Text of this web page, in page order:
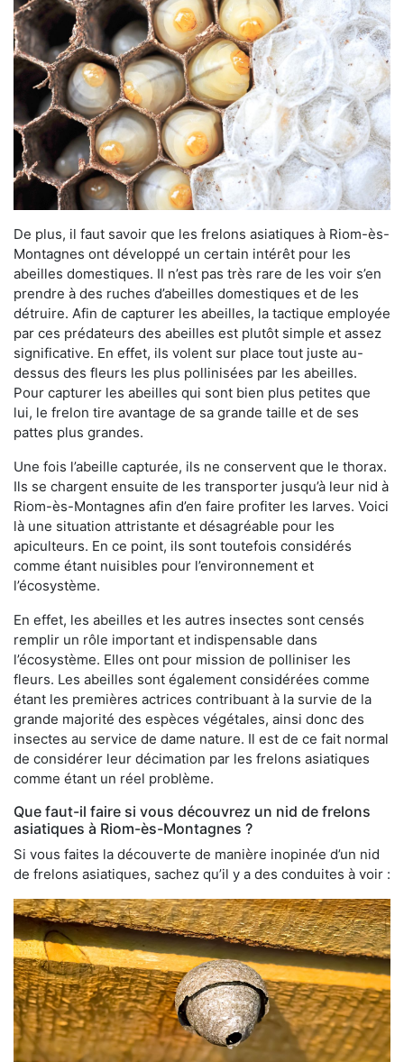
De plus, il faut savoir que les frelons asiatiques à Riom-ès-
Montagnes ont développé un certain intérêt pour les
abeilles domestiques. Il n’est pas très rare de les voir s’en
prendre à des ruches d’abeilles domestiques et de les
détruire. Afin de capturer les abeilles, la tactique employée
par ces prédateurs des abeilles est plutôt simple et assez
significative. En effet, ils volent sur place tout juste au-
dessus des fleurs les plus pollinisées par les abeilles.
Pour capturer les abeilles qui sont bien plus petites que
lui, le frelon tire avantage de sa grande taille et de ses
pattes plus grandes.
Une fois l’abeille capturée, ils ne conservent que le thorax.
Ils se chargent ensuite de les transporter jusqu’à leur nid à
Riom-ès-Montagnes afin d’en faire profiter les larves. Voici
là une situation attristante et désagréable pour les
apiculteurs. En ce point, ils sont toutefois considérés
comme étant nuisibles pour l’environnement et
l’écosystème.
En effet, les abeilles et les autres insectes sont censés
remplir un rôle important et indispensable dans
l’écosystème. Elles ont pour mission de polliniser les
fleurs. Les abeilles sont également considérées comme
étant les premières actrices contribuant à la survie de la
grande majorité des espèces végétales, ainsi donc des
insectes au service de dame nature. Il est de ce fait normal
de considérer leur décimation par les frelons asiatiques
comme étant un réel problème.
Que faut-il faire si vous découvrez un nid de frelons
asiatiques à Riom-ès-Montagnes ?
Si vous faites la découverte de manière inopinée d’un nid
de frelons asiatiques, sachez qu’il y a des conduites à voir :